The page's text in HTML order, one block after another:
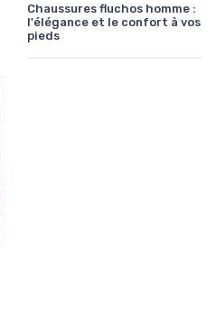
Chaussures fluchos homme :
l'élégance et le confort à vos
pieds